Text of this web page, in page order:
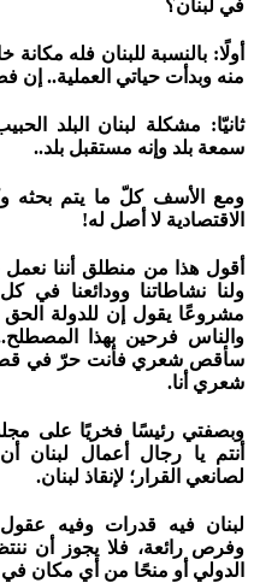
في لبنان؟
أولًا: بالنسبة للبنان فله
منه وبدأت حياتي العملية.. إن
ثانيّا: مشكلة لبنان البلد
سمعة بلد وإنه مستقبل بلد..
ومع الأسف كلّ ما يتم بحثه
الاقتصادية لا أصل له!
أقول هذا من منطلق أننا
ولنا نشاطاتنا وودائعنا في
سأقص شعري فأنت حرّ في قصّ
شعري أنا.
وبصفتي رئيسًا فخريًا على
أنتم يا رجال أعمال لبنان
لصانعي القرار؛ لإنقاذ لبنان.
لبنان فيه قدرات وفيه
وفرص رائعة، فلا يجوز أن
الدولي أو منحًا من أي مكان في